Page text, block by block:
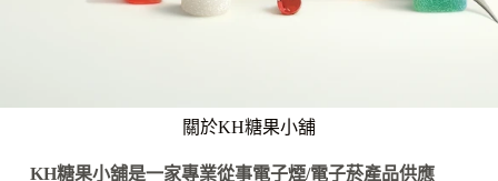
關於KH糖果小舖
KH糖果小舖是一家專業從事電子煙/電子菸產品供應